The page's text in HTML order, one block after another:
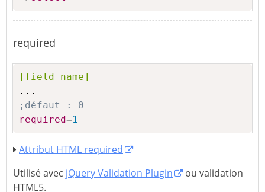
required
[field_name]
;défaut : 0
required=1
Attribut HTML required
Utilisé avec jQuery Validation Plugin
ou validation
HTML5.